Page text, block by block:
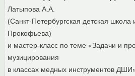
Латыпова А.А.
(Санкт-Петербургская детская школа
Прокофьева)
и мастер-класс по теме «Задачи и
музицирования
в классах медных инструментов